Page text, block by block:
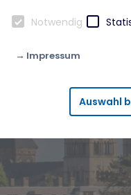
Notwendig
Impressum
Diese Cookies werden
reibungslosen Betrieb
„eingeloggt bleiben“,
Besuch der Seite eine
ermöglichen können.
Statistik
Auswahl